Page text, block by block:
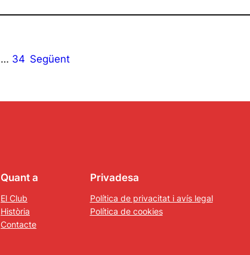
… 34 Següent
Quant a
El Club
Història
Contacte
Privadesa
Política de privacitat i avís legal
Política de cookies